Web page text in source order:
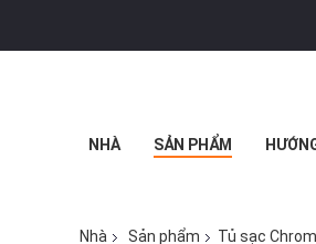
NHÀ SẢN PHẨM
Nhà Sản phẩm Tủ sạc